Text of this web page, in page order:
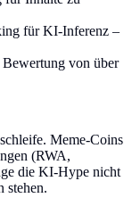
für KI-Inferenz –
von über
Meme-Coins
(RWA,
die KI-Hype nicht
stehen.